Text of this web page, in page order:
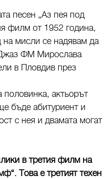
песен „Аз пея под
филм от 1952 година,
мисли се надявам да
Джаз ФМ Мирослава
в Пловдив през
актьорът
бъде абитуриент и
с нея и двамата могат
в третия филм на
Това е третият техен